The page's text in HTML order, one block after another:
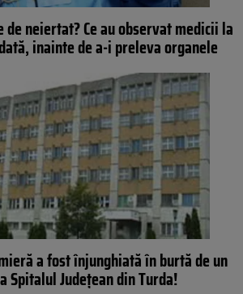
neiertat? Ce au observat medicii la
inainte de a-i preleva organele
a fost înjunghiată în burtă de un
Spitalul Judeţean din Turda!